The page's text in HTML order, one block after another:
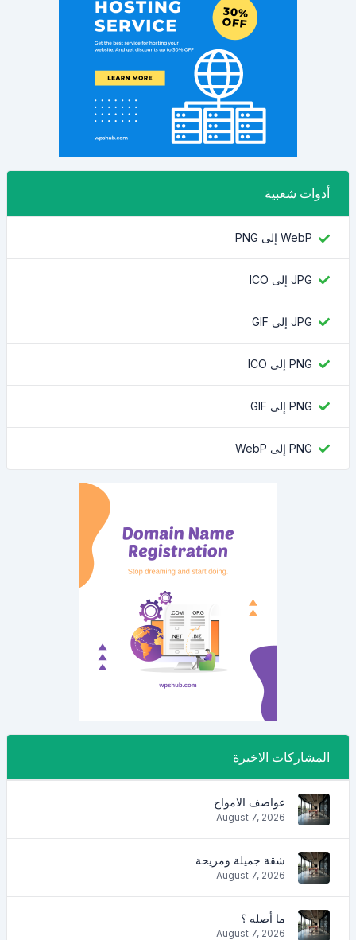
أدوات شعبية
WebP إلى PNG
JPG إلى ICO
JPG إلى GIF
PNG إلى ICO
PNG إلى GIF
PNG إلى WebP
المشاركات الاخيرة
عواصف الامواج
August 7, 2026
شقة جميلة ومريحة
August 7, 2026
ما أصله ؟
August 7, 2026